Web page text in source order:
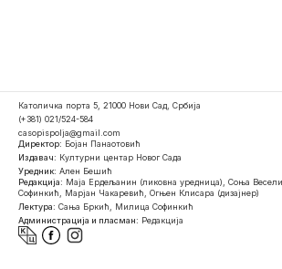
Католичка порта 5, 21000 Нови Сад, Србија
(+381) 021/524-584
casopispolja@gmail.com
Директор: Бојан Панаотовић
Издавач: Културни центар Новог Сада
Уредник: Ален Бешић
Редакција: Маја Ердељанин (ликовна уредница), Соња
Софинкић, Марјан Чакаревић, Огњен Клисара (дизајнер)
Лектура: Сања Бркић, Милица Софинкић
Администрација и пласман: Редакција